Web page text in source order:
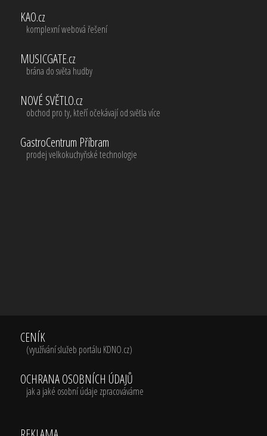
KAO.cz
komplexní webová řešení
MUSICGATE.cz
brána do světa hudby
NOVÉ SVĚTLO.cz
obchod pro ty, kteří očekávají od světla více
GastroCentrum Příbram
prodej velkokuchyňské technologie
CENÍK
(využívání služeb portálu KDNO.cz)
OCHRANA OSOBNÍCH ÚDAJŮ
jak a jaké osobní údaje zpracováváme